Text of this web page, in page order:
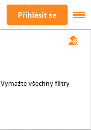
Přihlásit se
Vymažte všechny filtry